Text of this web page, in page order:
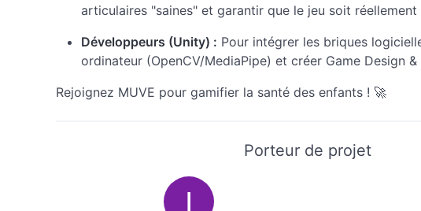
articulaires "saines" et garantir que le jeu soit
Développeurs (Unity) : Pour intégrer les briques
ordinateur (OpenCV/MediaPipe) et créer Game Design
Rejoignez MUVE pour gamifier la santé des enfants ! 🚀
Porteur de projet